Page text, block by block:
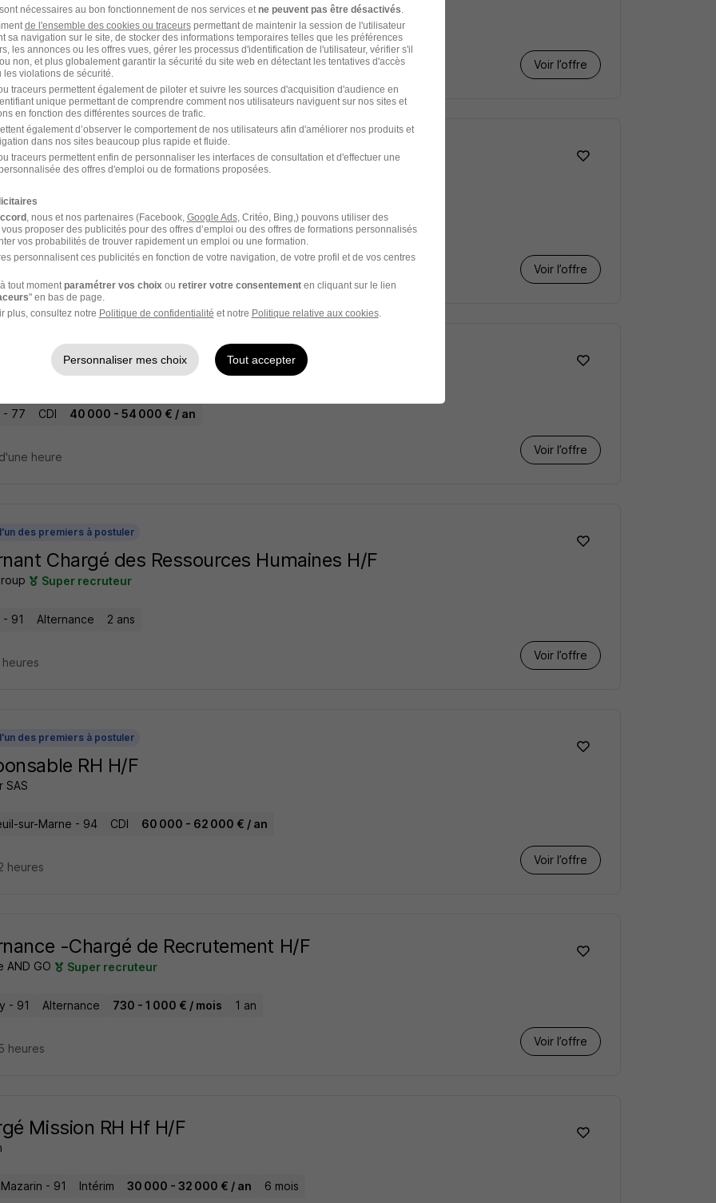
- 94 CDI 30 000 - 32 000 € / an Télétravail partiel
Voir l’offre
heure
des premiers à postuler
RH Senior H/F
Cramayel - 77 CDI
Voir l’offre
d'Agence H/F
- 77 CDI 40 000 - 54 000 € / an
Voir l’offre
heure
des premiers à postuler
Chargé des Ressources Humaines H/F
Super recruteur
- 91 Alternance 2 ans
Voir l’offre
des premiers à postuler
RH H/F
SAS
sur-Marne - 94 CDI 60 000 - 62 000 € / an
Voir l’offre
heures
-Chargé de Recrutement H/F
AND GO Super recruteur
- 91 Alternance 730 - 1 000 € / mois 1 an
Voir l’offre
heures
Mission RH Hf H/F
- 91 Intérim 30 000 - 32 000 € / an 6 mois
nécessaires au bon fonctionnement de nos services et ne peuvent pas être désactivés
de l'ensemble des cookies ou traceurspermettant de maintenir la session de l'utilisateur
sa navigation sur le site, de stocker des informations temporaires telles que les préférences
les annonces ou les offres vues, gérer les processus d'identification de l'utilisateur, vérifier s'il
non, et plus globalement garantir la sécurité du site web en détectant les tentatives d'accès
violations de sécurité.
traceurs permettent également de piloter et suivre les sources d'acquisition d'audience en
unique permettant de comprendre comment nos utilisateurs naviguent sur nos sites et
en fonction des différentes sources de trafic.
également d’observer le comportement de nos utilisateurs afin d'améliorer nos produits et
dans nos sites beaucoup plus rapide et fluide.
traceurs permettent enfin de personnaliser les interfaces de consultation et d'effectuer une
des offres d'emploi ou de formations proposées.
, nous et nos partenaires (Facebook, Google Ads, Critéo, Bing,) pouvons utiliser des
proposer des publicités pour des offres d’emploi ou des offres de formations personnalisés
vos probabilités de trouver rapidement un emploi ou une formation.
personnalisent ces publicités en fonction de votre navigation, de votre profil et de vos centres
tout moment paramétrer vos choix ou retirer votre consentementen cliquant sur le lien
" en bas de page.
plus, consultez notre Politique de confidentialité et notre Politique relative aux cookies.
Personnaliser mes choix Tout accepter